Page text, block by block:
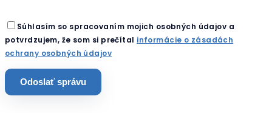
Súhlasím so spracovaním mojich osobných údajov a
potvrdzujem, že som si prečítal informácie o zásadách
ochrany osobných údajov